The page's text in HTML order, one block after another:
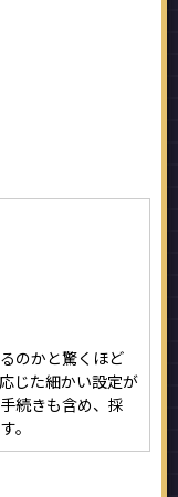
のかと驚くほど
じた細かい設定が
続きも含め、採
。